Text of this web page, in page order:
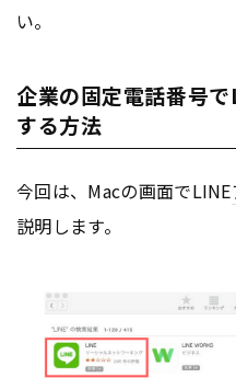
い。
企業の固定電話番号
する方法
今回は、Macの画面でLINE
説明します。